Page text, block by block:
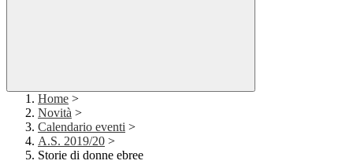
Home >
Novità >
Calendario eventi >
A.S. 2019/20 >
Storie di donne ebree